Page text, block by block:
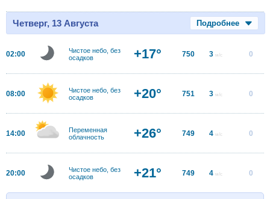
Четверг, 13 Августа Подробнее
02:00
Чистое небо, без
осадков
+17° 750 3 м/с 0
08:00
Чистое небо, без
осадков
+20° 751 3 м/с 0
14:00
Переменная
облачность
+26° 749 4 м/с 0
20:00
Чистое небо, без
осадков
+21° 749 4 м/с 0